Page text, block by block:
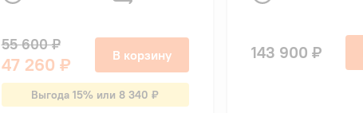
55 600 ₽
47 260 ₽ В корзину
Выгода 15% или 8 340 ₽
143 900 ₽